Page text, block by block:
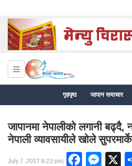
गृहपृष्ठ जापान समाचार
जापानमा नेपालीको लगानी बढ्दै,
नेपाली व्यावसायीले खोले
July 7, 2017 8:23 pm| X